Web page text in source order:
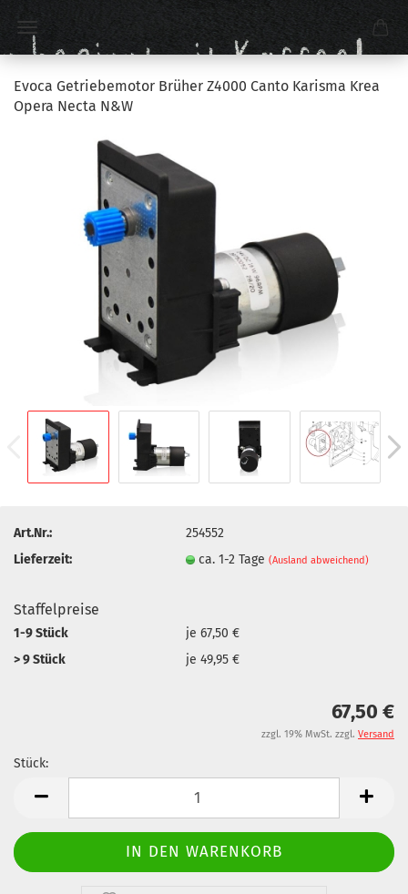
Evoca Getriebemotor Brüher Z4000 Canto Karisma Krea
Opera Necta N&W
Art.Nr.:
254552
Lieferzeit:
ca. 1-2 Tage(Ausland abweichend)
Staffelpreise
1-9 Stück
je 67,50 €
> 9 Stück
je 49,95 €
67,50 €
zzgl. 19% MwSt. zzgl. Versand
Stück: